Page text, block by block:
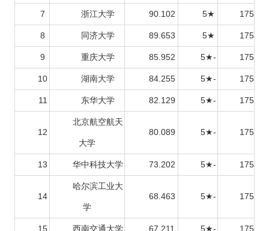
7 浙江大学 90.102 5★ 175
8 同济大学 89.653 5★ 175
9 重庆大学 85.952 5★- 175
10 湖南大学 84.255 5★- 175
11 东华大学 82.129 5★- 175
12
北京航空航天
大学
80.089 5★- 175
13 华中科技大学 73.202 5★- 175
14
哈尔滨工业大
学
68.463 5★- 175
15 西南交通大学 67.211 5★- 175